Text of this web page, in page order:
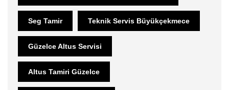
Seg Tamir Teknik Servis Büyükçekmece
Güzelce Altus Servisi
Altus Tamiri Güzelce